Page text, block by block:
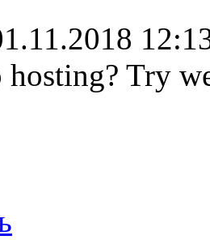
hosting? Try